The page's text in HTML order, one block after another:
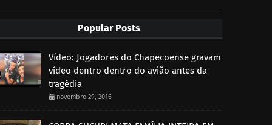
Popular Posts
Vídeo: Jogadores do Chapecoense gravam
vídeo dentro dentro do avião antes da
tragédia
novembro 29, 2016